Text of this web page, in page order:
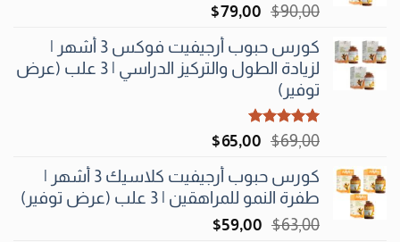
$
90٫00
السعر
الأصلي
هو:
$90٫00.
$ 79٫00
السعر
هو:
$79٫00.
كورس حبوب أرجيفيت فوكس 3 أشهر |
لزيادة الطول والتركيز الدراسي | 3 علب (عرض
توفير)
تم التقييم
5.00من 5
$ 69٫00
السعر
الأصلي
هو:
$69٫00.
$ 65٫00
السعر
هو:
$65٫00.
كورس حبوب أرجيفيت كلاسيك 3 أشهر |
طفرة النمو للمراهقين | 3 علب (عرض توفير)
$
63٫00
السعر$ 59٫00
السعر